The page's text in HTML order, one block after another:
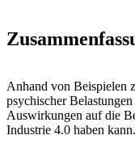
Anhand von Beispielen
psychischer
Auswirkungen auf die
Industrie 4.0 haben kann.